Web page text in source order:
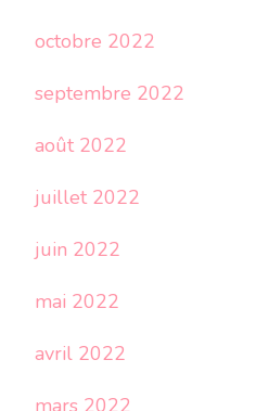
octobre 2022
septembre 2022
août 2022
juillet 2022
juin 2022
mai 2022
avril 2022
mars 2022